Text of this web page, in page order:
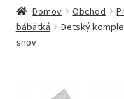
Pre deti
Domov Obchod
bábätká
Detský
snov